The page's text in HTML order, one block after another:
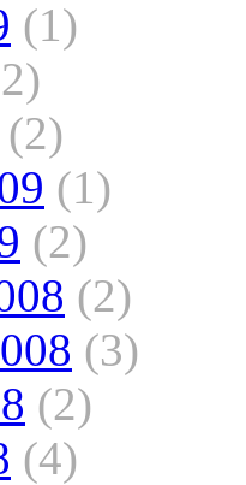
(1)
(2)
(1)
(2)
(2)
(3)
(2)
(4)